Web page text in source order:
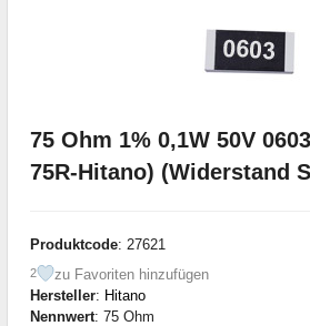
75 Ohm 1% 0,1W 50V
75R-Hitano) (Widerstand
Produktcode: 27621
2
zu Favoriten hinzufügen
Hersteller: Hitano
Nennwert: 75 Ohm